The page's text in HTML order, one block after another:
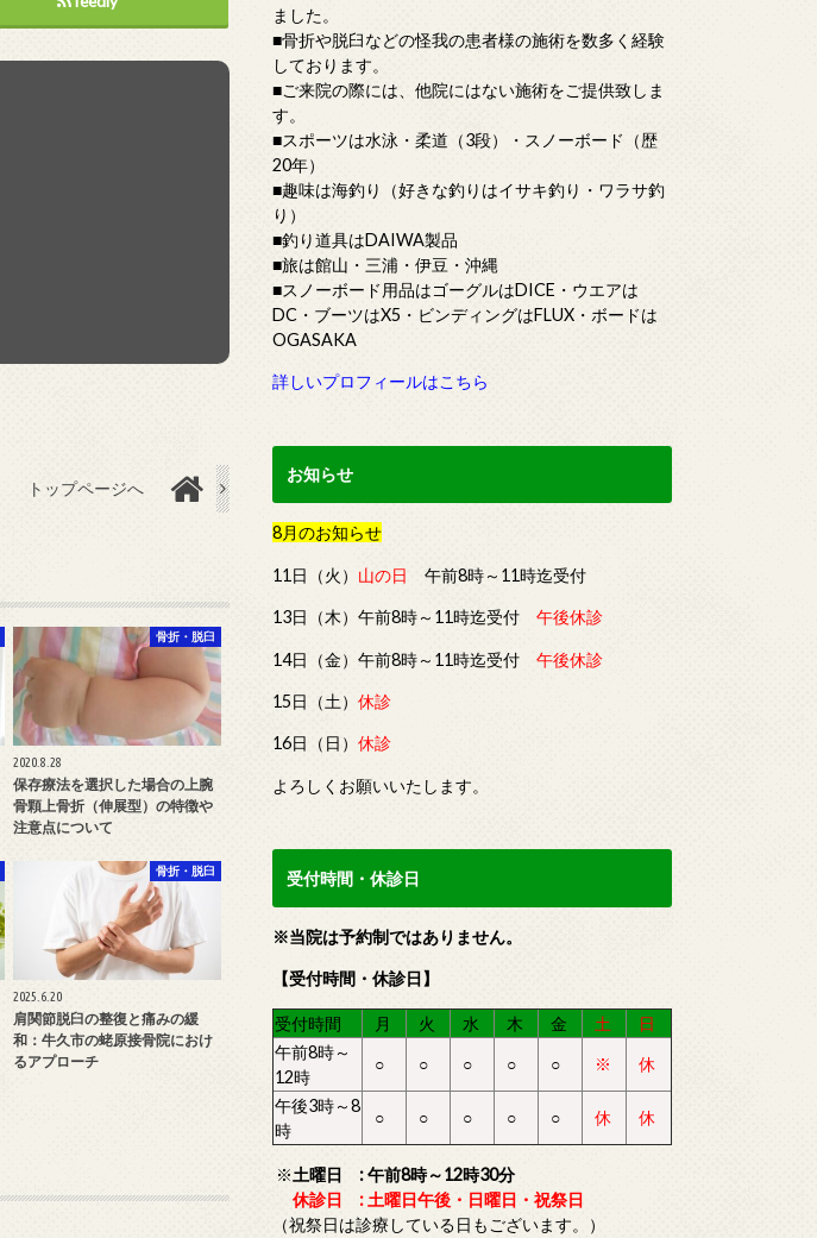
トップページへ
骨折・脱臼
2020.8.28
保存療法を選択した場合の上腕
骨顆上骨折（伸展型）の特徴や
注意点について
骨折・脱臼
2025.6.20
肩関節脱臼の整復と痛みの緩
和：牛久市の蛯原接骨院におけ
るアプローチ
ました。
■骨折や脱臼などの怪我の患者様の施術を数多く経験
しております。
■ご来院の際には、他院にはない施術をご提供致しま
す。
■スポーツは水泳・柔道（3段）・スノーボード（歴
20年）
■趣味は海釣り（好きな釣りはイサキ釣り・ワラサ釣
り）
■釣り道具はDAIWA製品
■旅は館山・三浦・伊豆・沖縄
■スノーボード用品はゴーグルはDICE・ウエアは
DC・ブーツはX5・ビンディングはFLUX・ボードは
OGASAKA
詳しいプロフィールはこちら
お知らせ
8月のお知らせ
11日（火） 山の日 午前8時～11時迄受付
13日（木）午前8時～11時迄受付 午後休診
14日（金）午前8時～11時迄受付 午後休診
15日（土） 休診
16日（日） 休診
よろしくお願いいたします。
受付時間・休診日
※当院は予約制ではありません。
【受付時間・休診日】
受付時間 月 火 水 木 金 土
日
午前8時～
12時
○ ○ ○ ○ ○ ※ 休
午後3時～8
時
○ ○ ○ ○ ○ 休 休
※土曜日 : 午前8時～12時30分
休診日 : 土曜日午後・日曜日・祝祭日
（祝祭日は診療している日もございます。）